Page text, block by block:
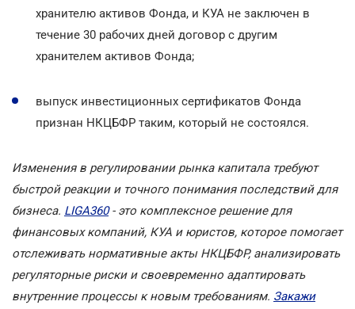
хранителю активов Фонда, и КУА не заключен в
течение 30 рабочих дней договор с другим
хранителем активов Фонда;
выпуск инвестиционных сертификатов Фонда
признан НКЦБФР таким, который не состоялся.
Изменения в регулировании рынка капитала требуют
быстрой реакции и точного понимания последствий для
бизнеса. LIGA360- это комплексное решение для
финансовых компаний, КУА и юристов, которое помогает
отслеживать нормативные акты НКЦБФР, анализировать
регуляторные риски и своевременно адаптировать
внутренние процессы к новым требованиям. Закажи